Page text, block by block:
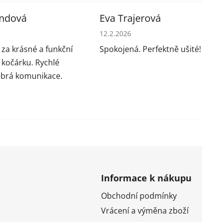
je 5 z 5 hvězdiček.
krásné a funkční
Rychlé
komunikace.
Eva Trajerová
Hodnocení obchodu je 5 z
12.2.2026
Spokojená. Perfektně ušité!
Informace k nákupu
Obchodní podmínky
Vrácení a výměna zboží